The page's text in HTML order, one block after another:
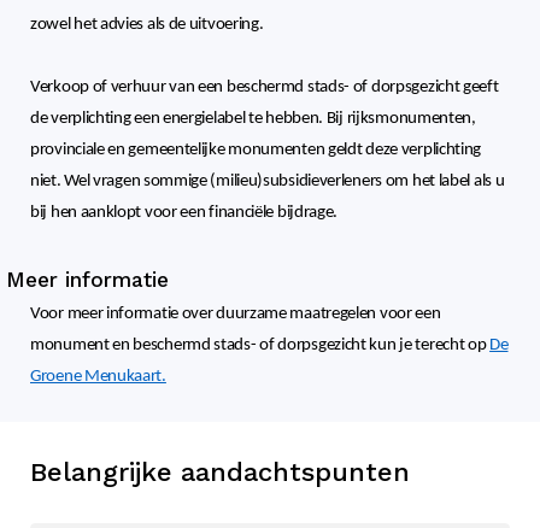
zowel het advies als de uitvoering.
Verkoop of verhuur van een beschermd stads- of dorpsgezicht geeft
de verplichting een energielabel te hebben. Bij rijksmonumenten,
provinciale en gemeentelijke monumenten geldt deze verplichting
niet. Wel vragen sommige (milieu)subsidieverleners om het label als u
bij hen aanklopt voor een financiële bijdrage.
Meer informatie
Voor meer informatie over duurzame maatregelen voor een
monument en beschermd stads- of dorpsgezicht kun je terecht op De
Groene Menukaart.
Belangrijke aandachtspunten